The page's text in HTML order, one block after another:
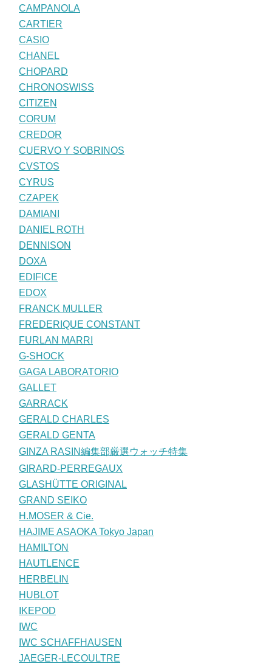
CAMPANOLA
CARTIER
CASIO
CHANEL
CHOPARD
CHRONOSWISS
CITIZEN
CORUM
CREDOR
CUERVO Y SOBRINOS
CVSTOS
CYRUS
CZAPEK
DAMIANI
DANIEL ROTH
DENNISON
DOXA
EDIFICE
EDOX
FRANCK MULLER
FREDERIQUE CONSTANT
FURLAN MARRI
G-SHOCK
GAGA LABORATORIO
GALLET
GARRACK
GERALD CHARLES
GERALD GENTA
GINZA RASIN編集部厳選ウォッチ特集
GIRARD-PERREGAUX
GLASHÜTTE ORIGINAL
GRAND SEIKO
H.MOSER & Cie.
HAJIME ASAOKA Tokyo Japan
HAMILTON
HAUTLENCE
HERBELIN
HUBLOT
IKEPOD
IWC
IWC SCHAFFHAUSEN
JAEGER-LECOULTRE